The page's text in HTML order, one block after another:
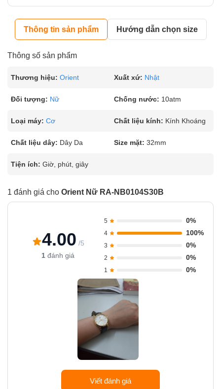
Thông tin sản phẩm Hướng dẫn chọn size
Thông số sản phẩm
Thương hiệu: Orient Xuất xứ: Nhật
Đối tượng: Nữ Chống nước: 10atm
Loại máy: Cơ Chất liệu kính: Kính Khoáng
Chất liệu dây: Dây Da Size mặt: 32mm
Tiện ích: Giờ, phút, giây
1 đánh giá cho Orient Nữ RA-NB0104S30B
4.00 /5
1 đánh giá
5 0%
4 100%
3 0%
2 0%
1 0%
Viết đánh giá